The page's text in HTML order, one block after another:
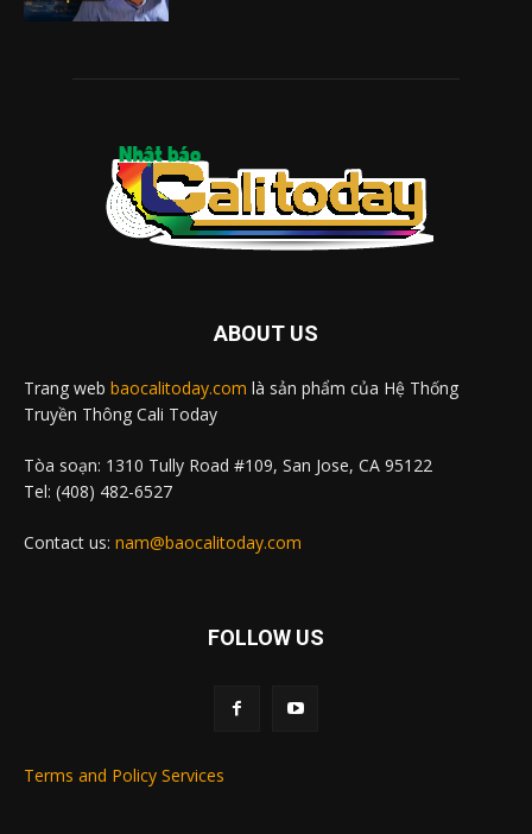
ABOUT US
Trang web baocalitoday.com là sản phẩm của Hệ Thống
Truyền Thông Cali Today
Tòa soạn: 1310 Tully Road #109, San Jose, CA 95122
Tel: (408) 482-6527
Contact us: nam@baocalitoday.com
FOLLOW US
Terms and Policy Services